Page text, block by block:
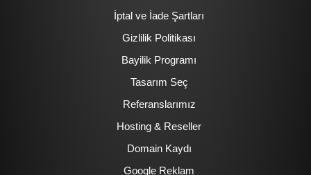
İptal ve İade Şartları
Gizlilik Politikası
Bayilik Programı
Tasarım Seç
Referanslarımız
Hosting & Reseller
Domain Kaydı
Google Reklam